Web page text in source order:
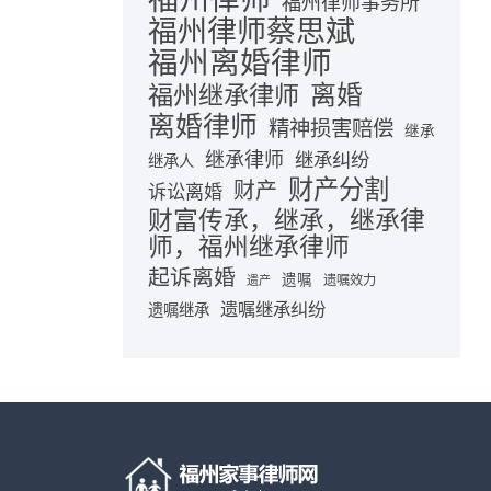
福州律师蔡思斌
福州离婚律师
福州继承律师 离婚
离婚律师 精神损害赔偿 继承
继承人 继承律师 继承纠纷
诉讼离婚 财产 财产分割
财富传承，继承，继承律
师，福州继承律师
起诉离婚 遗产 遗嘱 遗嘱效力
遗嘱继承 遗嘱继承纠纷